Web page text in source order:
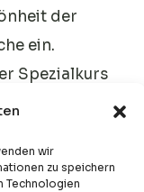
wir
zu speichern
Technologien
der
ein.
Spezialkurs
den
in die